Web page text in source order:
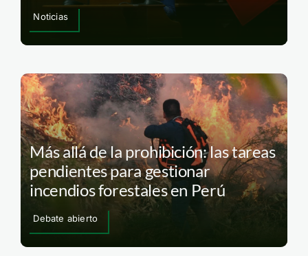
Noticias
Más allá de la prohibición: las tareas
pendientes para gestionar
incendios forestales en Perú
Debate abierto